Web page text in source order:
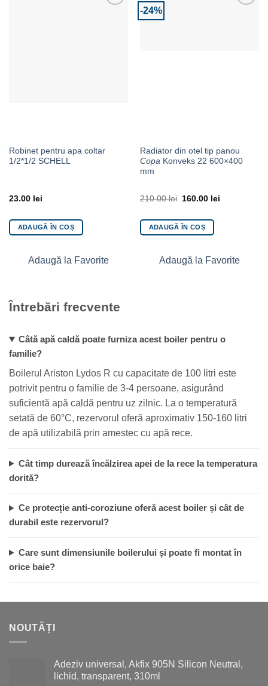
Robinet pentru apa coltar
1/2*1/2 SCHELL
23.00 lei
ADAUGĂ ÎN COȘ
Adaugă la Favorite
-24%
Radiator din otel tip panou
Copa Konveks 22 600×400
mm
210.00lei 160.00 lei
ADAUGĂ ÎN COȘ
Adaugă la Favorite
Întrebări frecvente
Câtă apă caldă poate furniza acest boiler pentru o
familie?
Boilerul Ariston Lydos R cu capacitate de 100 litri este
potrivit pentru o familie de 3-4 persoane, asigurând
suficientă apă caldă pentru uz zilnic. La o temperatură
setată de 60°C, rezervorul oferă aproximativ 150-160 litri
de apă utilizabilă prin amestec cu apă rece.
Cât timp durează încălzirea apei de la rece la temperatura
dorită?
Ce protecție anti-coroziune oferă acest boiler și cât de
durabil este rezervorul?
Care sunt dimensiunile boilerului și poate fi montat în
orice baie?
NOUTĂȚI
Adeziv universal, Akfix 905N Silicon Neutral,
lichid, transparent, 310ml